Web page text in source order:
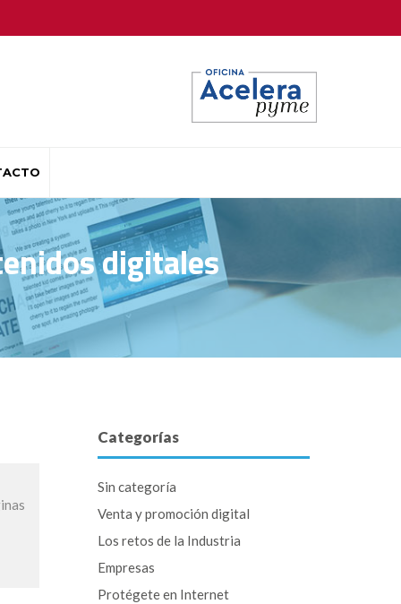
digitales
Categorías
Sin categoría
Venta y promoción digital
Los retos de la Industria
Empresas
Protégete en Internet